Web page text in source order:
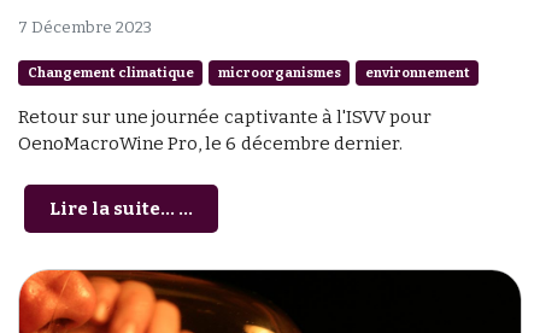
7 Décembre 2023
Changement climatique microorganismes environnement
Retour sur une journée captivante à l'ISVV pour
OenoMacroWine Pro, le 6 décembre dernier.
Lire la suite... ...